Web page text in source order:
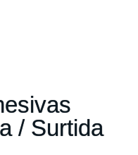
/ Surtida